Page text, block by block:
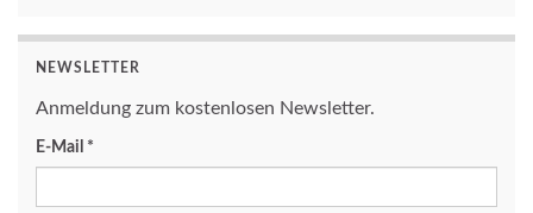
NEWSLETTER
Anmeldung zum kostenlosen Newsletter.
E-Mail *